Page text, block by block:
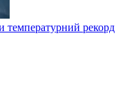
температурний рекорд